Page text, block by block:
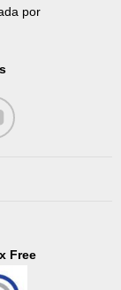
por
Free